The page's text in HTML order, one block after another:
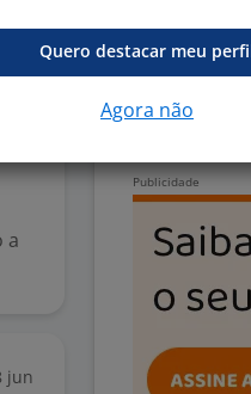
8 jul
a
jun
Tipo de
Área
Quero destacar meu
Agora não